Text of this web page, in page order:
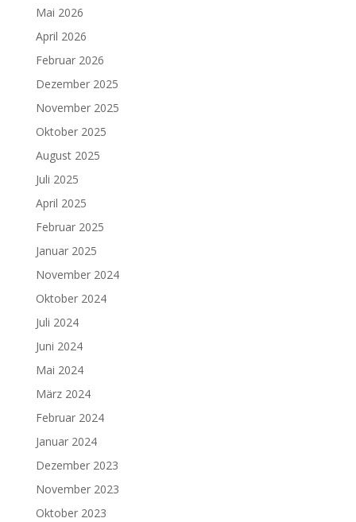
Mai 2026
April 2026
Februar 2026
Dezember 2025
November 2025
Oktober 2025
August 2025
Juli 2025
April 2025
Februar 2025
Januar 2025
November 2024
Oktober 2024
Juli 2024
Juni 2024
Mai 2024
März 2024
Februar 2024
Januar 2024
Dezember 2023
November 2023
Oktober 2023